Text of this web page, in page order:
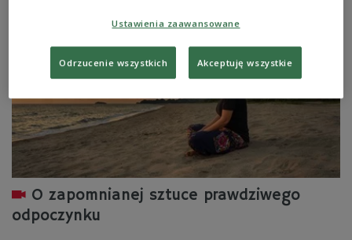
O zapomnianej sztuce prawdziwego
odpoczynku
Ustawienia zaawansowane
Odrzucenie wszystkich Akceptuję wszystkie